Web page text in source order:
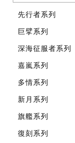
先⾏者系列
巨擘系列
深海征服者系列
嘉嵐系列
多情系列
新月系列
旗艦系列
復刻系列